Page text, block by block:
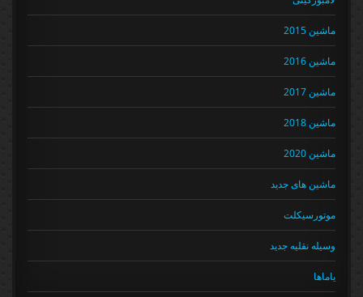
ماشین 2015
ماشین 2016
ماشین 2017
ماشین 2018
ماشین 2020
ماشین های جدید
موتورسیکلت
وسیله نقلیه جدید
یاماها